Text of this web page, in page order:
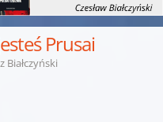
Prusai
Białczyński